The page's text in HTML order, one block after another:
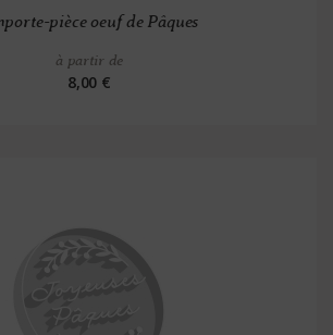
pièce oeuf de Pâques
à partir de
8,00 €